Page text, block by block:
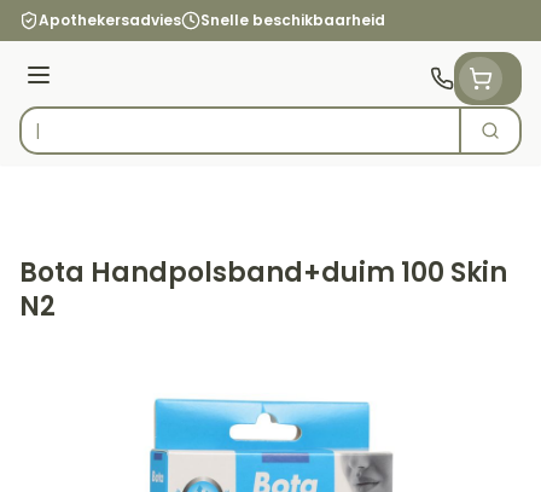
Ga naar de inhoud
Apothekersadvies Snelle beschikbaarheid
Menu
Product, merk, categorie...
Zoek
Bota Handpolsband+duim 100 Skin
N2